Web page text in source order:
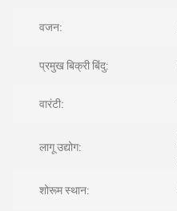
वजन:
प्रमुख बिक्री बिंदु:
वारंटी:
लागू उद्योग:
शोरूम स्थान: